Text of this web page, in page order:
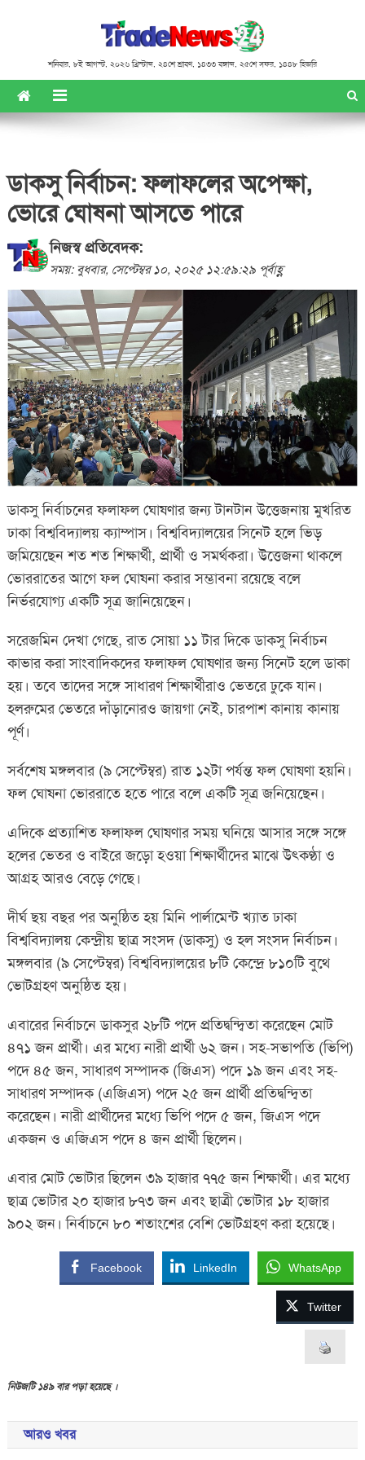
শনিবার, ৮ই আগস্ট, ২০২৬ খ্রিস্টাব্দ, ২৪শে শ্রাবণ, ১৪৩৩ বঙ্গাব্দ, ২৫শে সফর, ১৪৪৮ হিজরি
ডাকসু নির্বাচন: ফলাফলের অপেক্ষা,
ভোরে ঘোষনা আসতে পারে
নিজস্ব প্রতিবেদক:
সময়: বুধবার, সেপ্টেম্বর ১০, ২০২৫ ১২:৫৯:২৯ পূর্বাহ্ণ
ডাকসু নির্বাচনের ফলাফল ঘোষণার জন্য টানটান উত্তেজনায় মুখরিত
ঢাকা বিশ্ববিদ্যালয় ক্যাম্পাস। বিশ্ববিদ্যালয়ের সিনেট হলে ভিড়
জমিয়েছেন শত শত শিক্ষার্থী, প্রার্থী ও সমর্থকরা। উত্তেজনা থাকলে
ভোররাতের আগে ফল ঘোষনা করার সম্ভাবনা রয়েছে বলে
নির্ভরযোগ্য একটি সূত্র জানিয়েছেন।
সরেজমিন দেখা গেছে, রাত সোয়া ১১ টার দিকে ডাকসু নির্বাচন
কাভার করা সাংবাদিকদের ফলাফল ঘোষণার জন্য সিনেট হলে ডাকা
হয়। তবে তাদের সঙ্গে সাধারণ শিক্ষার্থীরাও ভেতরে ঢুকে যান।
হলরুমের ভেতরে দাঁড়ানোরও জায়গা নেই, চারপাশ কানায় কানায়
পূর্ণ।
সর্বশেষ মঙ্গলবার (৯ সেপ্টেম্বর) রাত ১২টা পর্যন্ত ফল ঘোষণা হয়নি।
ফল ঘোষনা ভোররাতে হতে পারে বলে একটি সূত্র জনিয়েছেন।
এদিকে প্রত্যাশিত ফলাফল ঘোষণার সময় ঘনিয়ে আসার সঙ্গে সঙ্গে
হলের ভেতর ও বাইরে জড়ো হওয়া শিক্ষার্থীদের মাঝে উৎকণ্ঠা ও
আগ্রহ আরও বেড়ে গেছে।
দীর্ঘ ছয় বছর পর অনুষ্ঠিত হয় মিনি পার্লামেন্ট খ্যাত ঢাকা
বিশ্ববিদ্যালয় কেন্দ্রীয় ছাত্র সংসদ (ডাকসু) ও হল সংসদ নির্বাচন।
মঙ্গলবার (৯ সেপ্টেম্বর) বিশ্ববিদ্যালয়ের ৮টি কেন্দ্রে ৮১০টি বুথে
ভোটগ্রহণ অনুষ্ঠিত হয়।
এবারের নির্বাচনে ডাকসুর ২৮টি পদে প্রতিদ্বন্দ্বিতা করেছেন মোট
৪৭১ জন প্রার্থী। এর মধ্যে নারী প্রার্থী ৬২ জন। সহ-সভাপতি (ভিপি)
পদে ৪৫ জন, সাধারণ সম্পাদক (জিএস) পদে ১৯ জন এবং সহ-
সাধারণ সম্পাদক (এজিএস) পদে ২৫ জন প্রার্থী প্রতিদ্বন্দ্বিতা
করেছেন। নারী প্রার্থীদের মধ্যে ভিপি পদে ৫ জন, জিএস পদে
একজন ও এজিএস পদে ৪ জন প্রার্থী ছিলেন।
এবার মোট ভোটার ছিলেন ৩৯ হাজার ৭৭৫ জন শিক্ষার্থী। এর মধ্যে
ছাত্র ভোটার ২০ হাজার ৮৭৩ জন এবং ছাত্রী ভোটার ১৮ হাজার
৯০২ জন। নির্বাচনে ৮০ শতাংশের বেশি ভোটগ্রহণ করা হয়েছে।
Facebook LinkedIn WhatsApp
Twitter
নিউজটি ১৪৯ বার পড়া হয়েছে ।
আরও খবর